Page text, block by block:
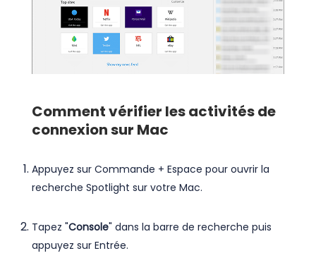
Comment vérifier les activités de
connexion sur Mac
Appuyez sur Commande + Espace pour ouvrir la
recherche Spotlight sur votre Mac.
Tapez "Console" dans la barre de recherche puis
appuyez sur Entrée.